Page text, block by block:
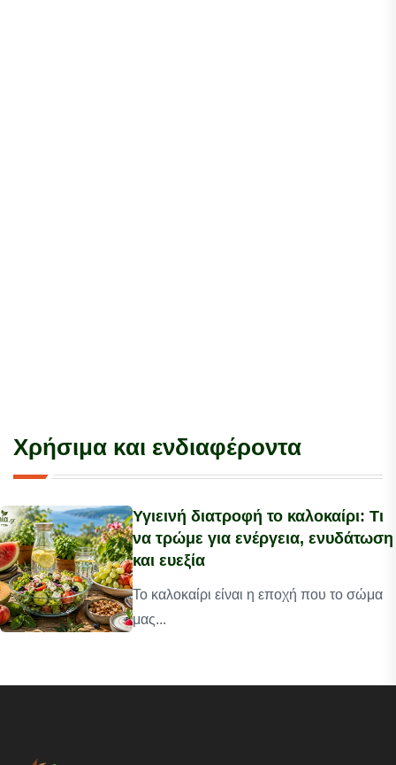
Χρήσιμα και ενδιαφέροντα
Υγιεινή διατροφή το καλοκαίρι: Τι
να τρώμε για ενέργεια, ενυδάτωση
και ευεξία
Το καλοκαίρι είναι η εποχή που το σώμα
μας...